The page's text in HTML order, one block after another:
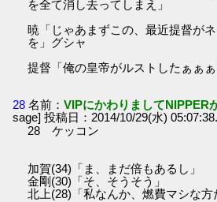
を全て消し去ってしまえ」
暁「じゃあまずこの、最近提督が
を」グシャ
提督「俺の皇帝がルストしたぁぁぁ
28 名前：VIPにかわりましてNIPPER
sage] 投稿日：2014/10/29(水)
28 ケッコン
加賀(34)「ま、まだ倍もあるし」
金剛(30)「そ、そうそう」
北上(28)「私なんか、燃費マシな方